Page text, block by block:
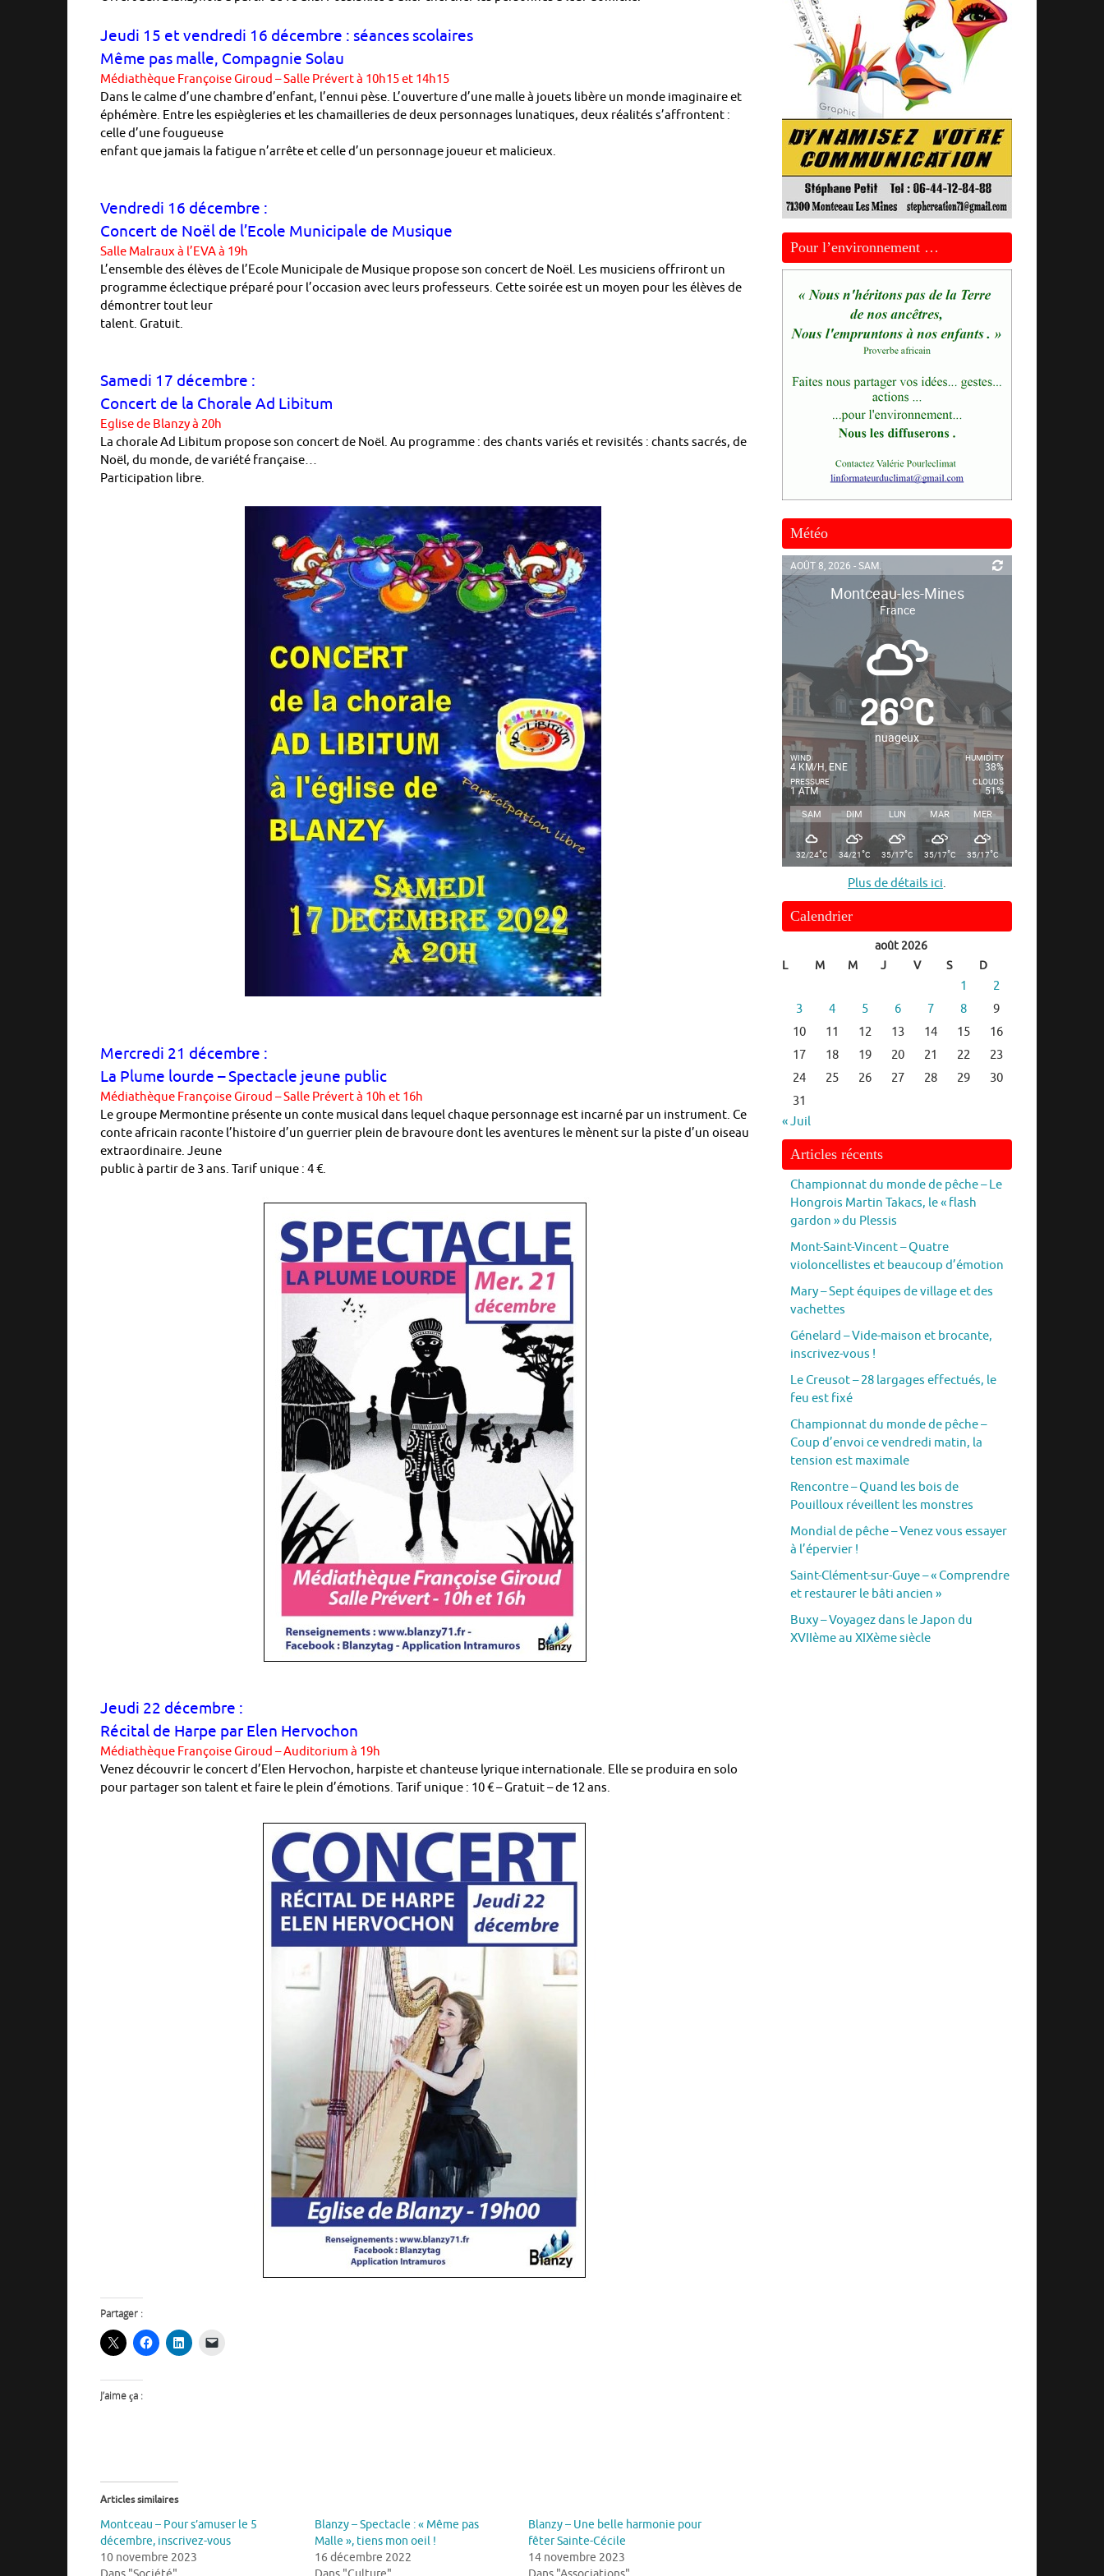
Jeudi 15 et vendredi 16 décembre : séances scolaires
Même pas malle, Compagnie Solau
Médiathèque Françoise Giroud – Salle Prévert à 10h15 et 14h15
Dans le calme d’une chambre d’enfant, l’ennui pèse. L’ouverture d’une malle à jouets libère un monde imaginaire et
éphémère. Entre les espiègleries et les chamailleries de deux personnages lunatiques, deux réalités s’affrontent :
celle d’une fougueuse
enfant que jamais la fatigue n’arrête et celle d’un personnage joueur et malicieux.
Vendredi 16 décembre :
Concert de Noël de l’Ecole Municipale de Musique
Salle Malraux à l’EVA à 19h
L’ensemble des élèves de l’Ecole Municipale de Musique propose son concert de Noël. Les musiciens offriront un
programme éclectique préparé pour l’occasion avec leurs professeurs. Cette soirée est un moyen pour les élèves de
démontrer tout leur
talent. Gratuit.
Samedi 17 décembre :
Concert de la Chorale Ad Libitum
Eglise de Blanzy à 20h
La chorale Ad Libitum propose son concert de Noël. Au programme : des chants variés et revisités : chants sacrés, de
Noël, du monde, de variété française…
Participation libre.
Mercredi 21 décembre :
La Plume lourde – Spectacle jeune public
Médiathèque Françoise Giroud – Salle Prévert à 10h et 16h
Le groupe Mermontine présente un conte musical dans lequel chaque personnage est incarné par un instrument. Ce
conte africain raconte l’histoire d’un guerrier plein de bravoure dont les aventures le mènent sur la piste d’un oiseau
extraordinaire. Jeune
public à partir de 3 ans. Tarif unique : 4 €.
Jeudi 22 décembre :
Récital de Harpe par Elen Hervochon
Médiathèque Françoise Giroud – Auditorium à 19h
Venez découvrir le concert d’Elen Hervochon, harpiste et chanteuse lyrique internationale. Elle se produira en solo
pour partager son talent et faire le plein d’émotions. Tarif unique : 10 € – Gratuit – de 12 ans.
Partager :
J’aime ça :
Articles similaires
Montceau – Pour s’amuser le 5
décembre, inscrivez-vous
10 novembre 2023
Blanzy – Spectacle : « Même pas
Malle », tiens mon oeil !
16 décembre 2022
Blanzy – Une belle harmonie pour
fêter Sainte-Cécile
14 novembre 2023
Pour l’environnement …
Météo
AOÛT 8, 2026 - SAM.
Montceau-les-Mines
France
26°C
nuageux
WIND
4 KM/H, ENE
PRESSURE
1 ATM
HUMIDITY
38%
CLOUDS
51%
SAM DIM LUN MAR MER
32/24°C 34/21°C 35/17°C 35/17°C 35/17°C
Plus de détails ici.
Calendrier
août 2026
L
M M J V S D
1
2
3
4 5 6 7 8
9
10
11 12 13 14 15
16
17
18 19 20 21 22
23
24
25 26 27 28 29
30
31
« Juil
Articles récents
Championnat du monde de pêche – Le
Hongrois Martin Takacs, le « flash
gardon » du Plessis
Mont-Saint-Vincent – Quatre
violoncellistes et beaucoup d’émotion
Mary – Sept équipes de village et des
vachettes
Génelard – Vide-maison et brocante,
inscrivez-vous !
Le Creusot – 28 largages effectués, le
feu est fixé
Championnat du monde de pêche –
Coup d’envoi ce vendredi matin, la
tension est maximale
Rencontre – Quand les bois de
Pouilloux réveillent les monstres
Mondial de pêche – Venez vous essayer
à l’épervier !
Saint-Clément-sur-Guye – « Comprendre
et restaurer le bâti ancien »
Buxy – Voyagez dans le Japon du
XVIIème au XIXème siècle